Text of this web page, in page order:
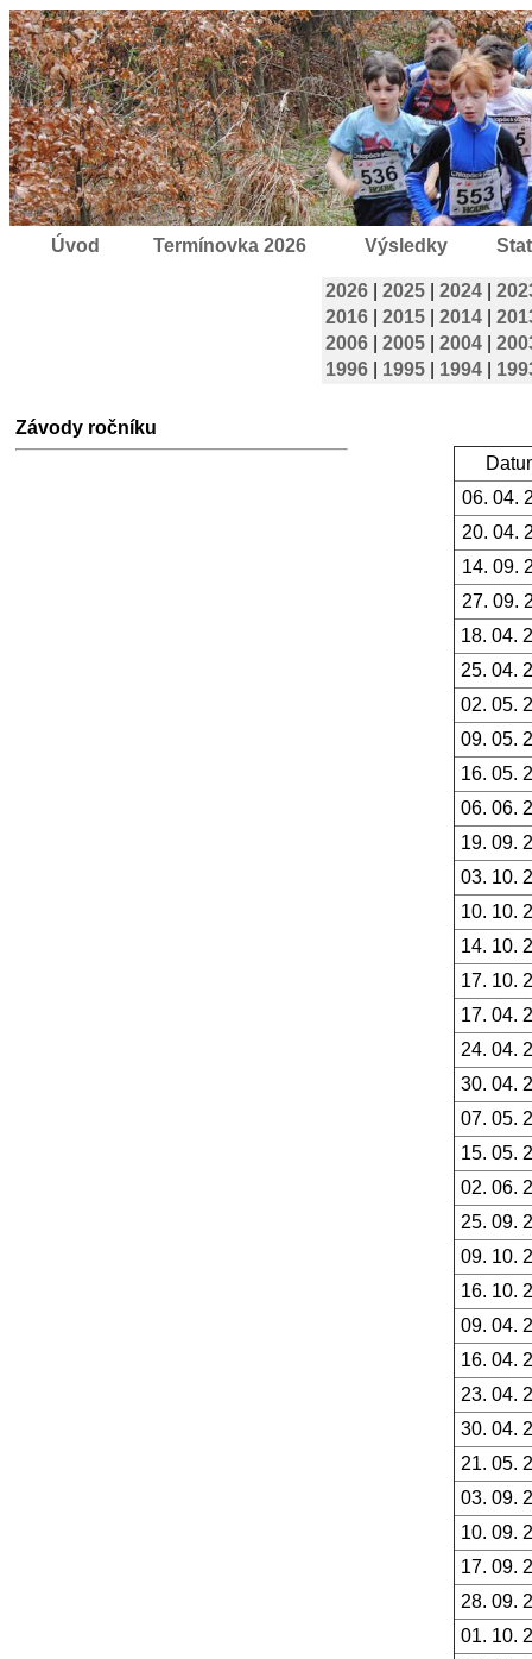
Úvod Termínovka 2026 Výsledky
2026 2025 2024
2016
2015 2014
2006
2005 2004
1996
1995 1994
Závody ročníku
06. 04.
20. 04.
14. 09.
27. 09.
18. 04.
25. 04.
02. 05.
09. 05.
16. 05.
06. 06.
19. 09.
03. 10.
10. 10.
14. 10.
17. 10.
17. 04.
24. 04.
30. 04.
07. 05.
15. 05.
02. 06.
25. 09.
09. 10.
16. 10.
09. 04.
16. 04.
23. 04.
30. 04.
21. 05.
03. 09.
10. 09.
17. 09.
28. 09.
01. 10.